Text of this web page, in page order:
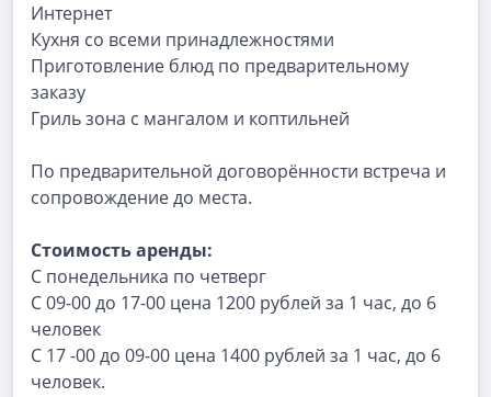
Интернет
Кухня со всеми принадлежностями
Приготовление блюд по предварительному
заказу
Гриль зона с мангалом и коптильней
По предварительной договорённости встреча и
сопровождение до места.
Стоимость аренды:
С понедельника по четверг
С 09-00 до 17-00 цена 1200 рублей за 1 час, до 6
человек
С 17 -00 до 09-00 цена 1400 рублей за 1 час, до 6
человек.